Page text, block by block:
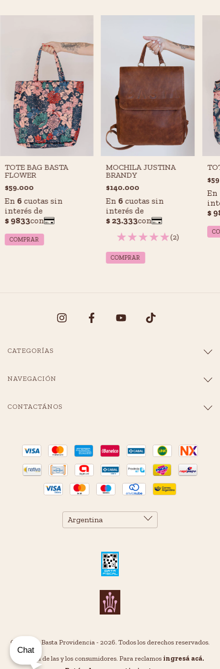
TOTE BAG BASTA
FLOWER
$59.000
MOCHILA JUSTINA
BRANDY
$140.000
(2)
CATEGORÍAS
NAVEGACIÓN
CONTACTÁNOS
Copyright Basta Providencia - 2026. Todos los derechos reservados.
Defensa de las y los consumidores. Para reclamos ingresá acá.
Chat